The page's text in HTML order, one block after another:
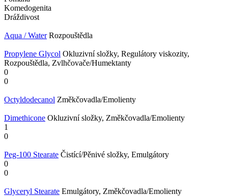
Komedogenita
Dráždivost
Aqua / Water Rozpouštědla
Propylene Glycol Okluzivní složky, Regulátory viskozity,
Rozpouštědla, Zvlhčovače/Humektanty
0
0
Octyldodecanol Změkčovadla/Emolienty
Dimethicone Okluzivní složky, Změkčovadla/Emolienty
1
0
Peg-100 Stearate Čistící/Pěnivé složky, Emulgátory
0
0
Glyceryl Stearate Emulgátory, Změkčovadla/Emolienty